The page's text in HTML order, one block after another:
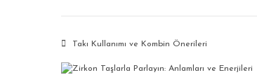
Takı Kullanımı ve Kombin Önerileri